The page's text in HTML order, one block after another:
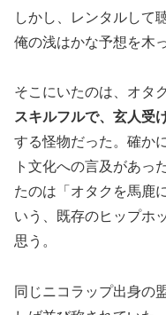
しかし、レンタルして
俺の浅はかな予想を木
そこにいたのは、オタ
スキルフルで、玄人受
する怪物だった。確か
ト文化への言及があっ
たのは「オタクを馬鹿
いう、既存のヒップホ
思う。
同じニコラップ出身の